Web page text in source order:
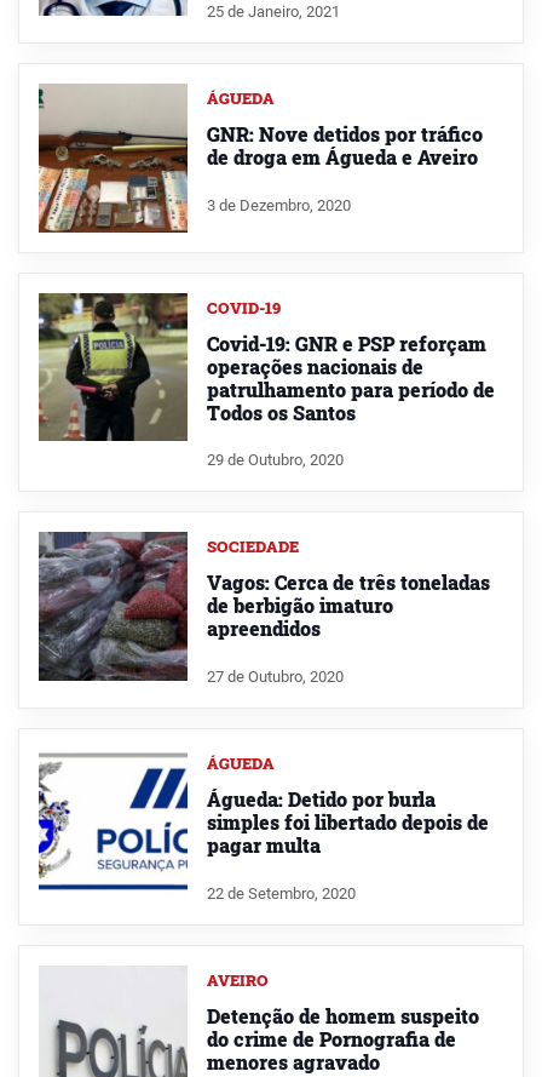
25 de Janeiro, 2021
ÁGUEDA
GNR: Nove detidos por tráfico
de droga em Águeda e Aveiro
3 de Dezembro, 2020
COVID-19
Covid-19: GNR e PSP reforçam
operações nacionais de
patrulhamento para período de
Todos os Santos
29 de Outubro, 2020
SOCIEDADE
Vagos: Cerca de três toneladas
de berbigão imaturo
apreendidos
27 de Outubro, 2020
ÁGUEDA
Águeda: Detido por burla
simples foi libertado depois de
pagar multa
22 de Setembro, 2020
AVEIRO
Detenção de homem suspeito
do crime de Pornografia de
menores agravado